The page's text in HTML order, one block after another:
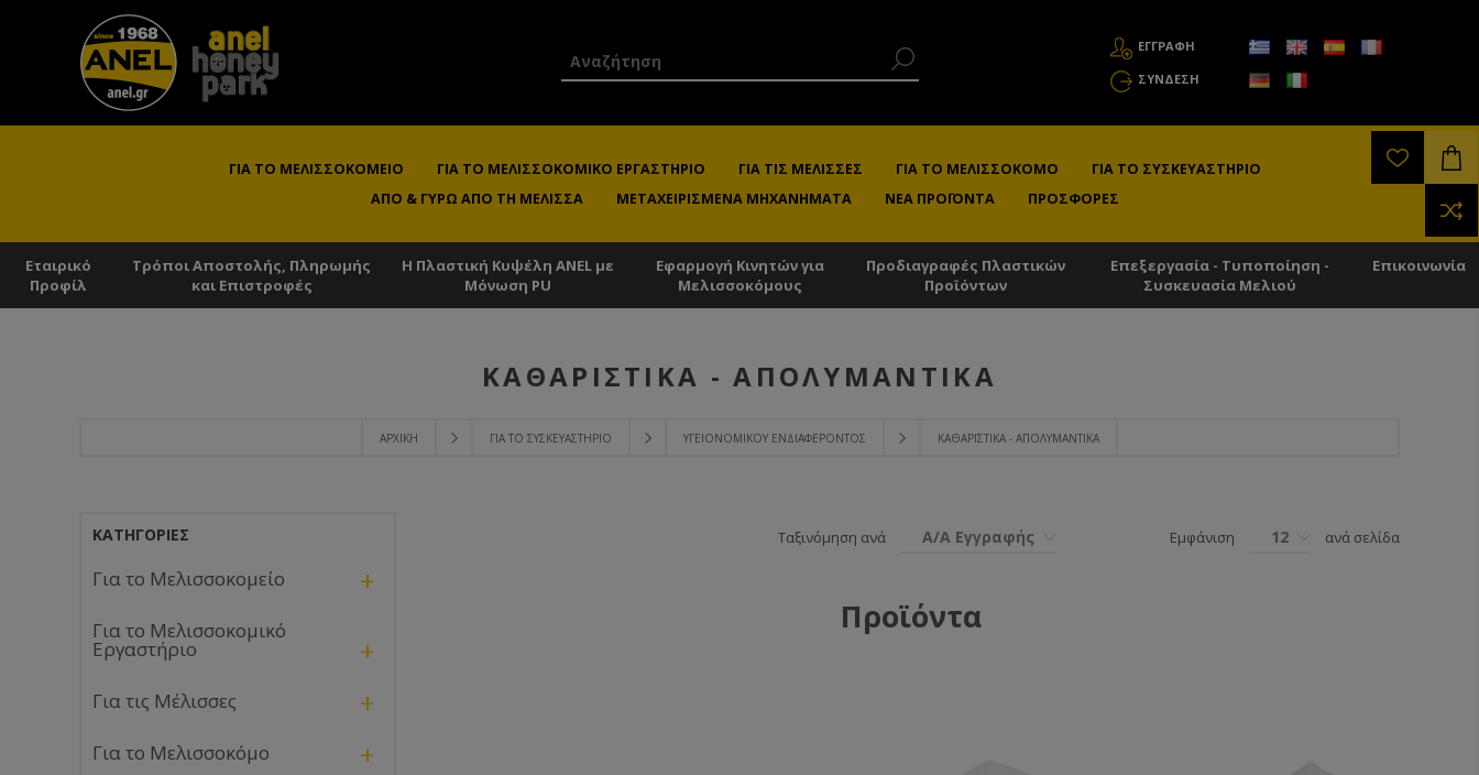
ΕΓΓΡΑΦΗ
ΣΎΝΔΕΣΗ
ΓΙΑ ΤΟ ΜΕΛΙΣΣΟΚΟΜΕΊΟ ΓΙΑ ΤΟ ΜΕΛΙΣΣΟΚΟΜΙΚΌ ΕΡΓΑΣΤΉΡΙΟ ΓΙΑ ΤΙΣ ΜΈΛΙΣΣΕΣ ΓΙΑ ΤΟ ΜΕΛΙΣΣΟΚΌΜΟ
ΓΙΑ ΤΟ ΣΥΣΚΕΥΑΣΤΉΡΙΟ
ΑΠΌ & ΓΎΡΩ ΑΠΌ ΤΗ ΜΈΛΙΣΣΑ
ΜΕΤΑΧΕΙΡΙΣΜΈΝΑ ΜΗΧΑΝΉΜΑΤΑ ΝΈΑ ΠΡΟΪΌΝΤΑ ΠΡΟΣΦΟΡΈΣ
Εταιρικό
Προφίλ
Τρόποι Αποστολής, Πληρωμής
και Επιστροφές
Η Πλαστική Κυψέλη ANEL με
Μόνωση PU
Εφαρμογή Κινητών για
Μελισσοκόμους
Προδιαγραφές Πλαστικών
Προϊόντων
Επεξεργασία - Τυποποίηση -
Συσκευασία Μελιού
Επικοινωνία
ΑΡΧΙΚΉ ΓΙΑ ΤΟ ΣΥΣΚΕΥΑΣΤΉΡΙΟ ΥΓΕΙΟΝΟΜΙΚΟΎ ΕΝΔΙΑΦΈΡΟΝΤΟΣ ΚΑΘΑΡΙΣΤΙΚΆ - ΑΠΟΛΥΜΑΝΤΙΚΆ
ΚΑΘΑΡΙΣΤΙΚΆ - ΑΠΟΛΥΜΑΝΤΙΚΆ
Ταξινόμηση ανά Α/Α Εγγραφής Εμφάνιση 12 ανά σελίδα
Προϊόντα
ΚΑΤΗΓΟΡΊΕΣ
Για το Μελισσοκομείο +
Για το Μελισσοκομικό
Εργαστήριο +
Για τις Μέλισσες +
Για το Μελισσοκόμο +